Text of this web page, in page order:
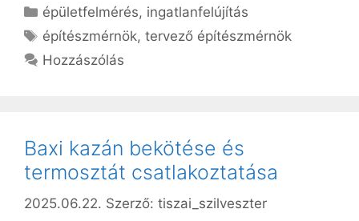
Kategória
épületfelmérés, ingatlanfelújítás
Címkék
építészmérnök,tervező építészmérnök
Hozzászólás
Baxi kazán bekötése és
termosztát csatlakoztatása
2025.06.22. Szerző: tiszai_szilveszter